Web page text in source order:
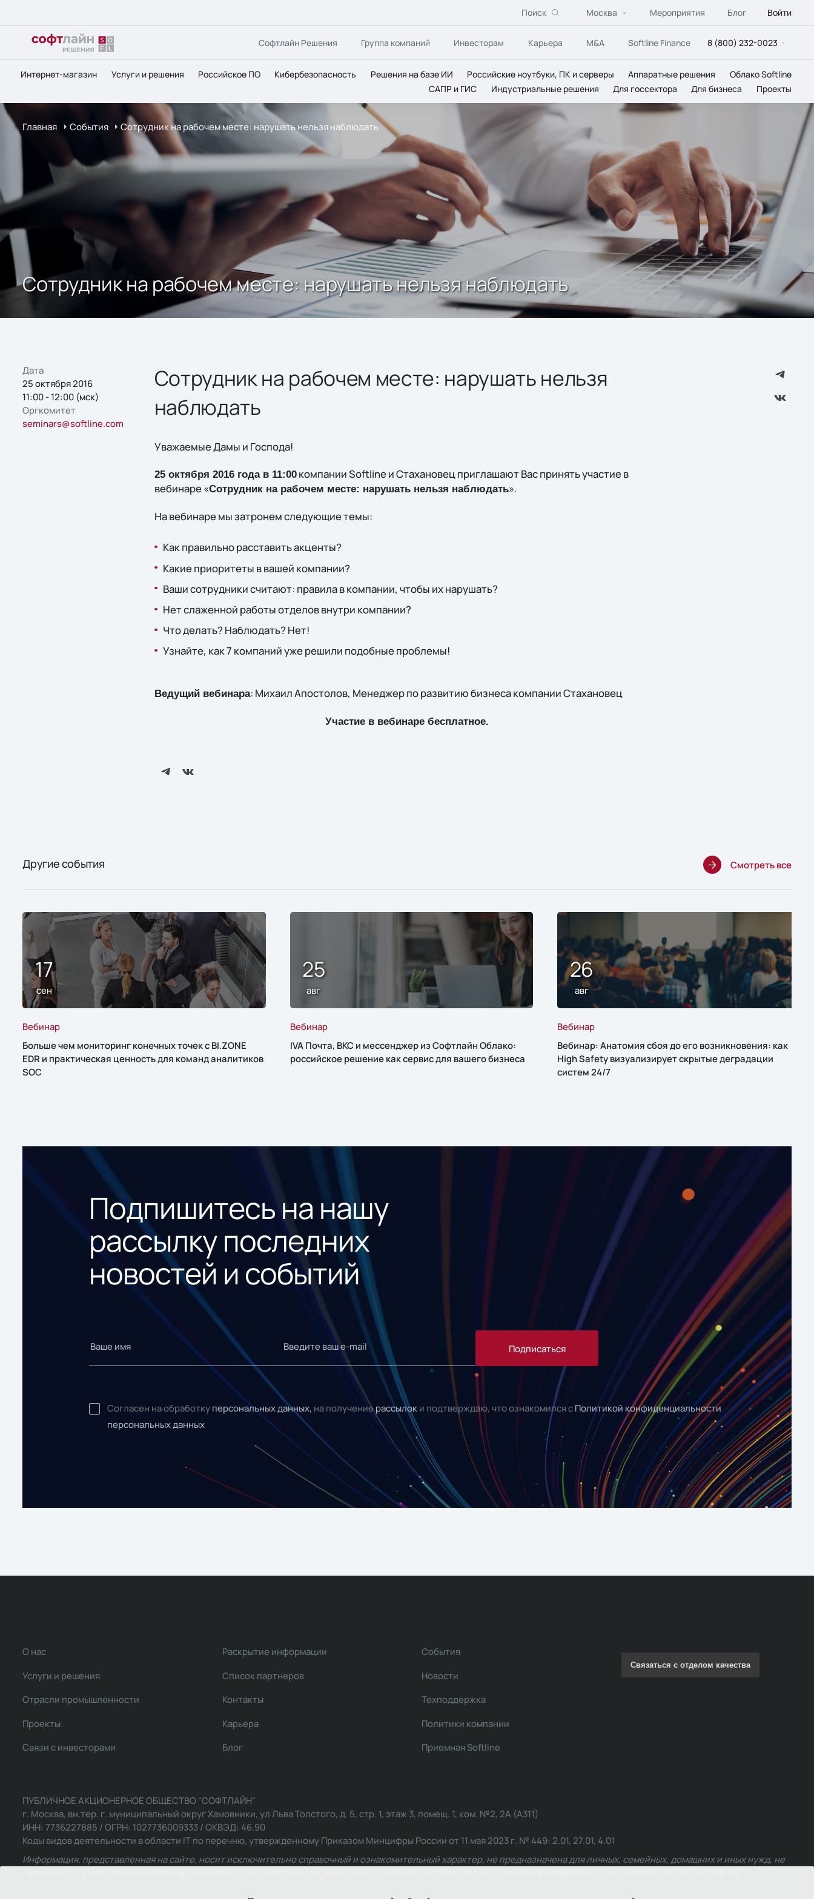
Поиск Москва Мероприятия Блог Войти
Софтлайн Решения Группа компаний Инвесторам Карьера M&A Softline Finance 8 (800) 232-0023
Интернет-магазин Услуги и решения Российское ПО Кибербезопасность Решения на базе ИИ Российские ноутбуки, ПК и серверы Аппаратные решения
Облако Softline
САПР и ГИС
Индустриальные решения Для госсектора Для бизнеса Проекты
Главная События Сотрудник на рабочем месте: нарушать нельзя наблюдать
Сотрудник на рабочем месте: нарушать нельзя наблюдать
Дата
25 октября 2016
11:00 - 12:00 (мск)
Оргкомитет
seminars@softline.com
Сотрудник на рабочем месте: нарушать нельзя
наблюдать
Уважаемые Дамы и Господа!
25 октября 2016 года в 11:00компании Softline и Стахановец приглашают Вас принять участие в
вебинаре «Сотрудник на рабочем месте: нарушать нельзя наблюдать».
На вебинаре мы затронем следующие темы:
Как правильно расставить акценты?
Какие приоритеты в вашей компании?
Ваши сотрудники считают: правила в компании, чтобы их нарушать?
Нет слаженной работы отделов внутри компании?
Что делать? Наблюдать? Нет!
Узнайте, как 7 компаний уже решили подобные проблемы!
Ведущий вебинара: Михаил Апостолов, Менеджер по развитию бизнеса компании Стахановец
Участие в вебинаре бесплатное.
Другие события Смотреть все
17
сен
Вебинар
Больше чем мониторинг конечных точек с BI.ZONE
EDR и практическая ценность для команд аналитиков
SOC
25
авг
Вебинар
IVA Почта, ВКС и мессенджер из Софтлайн Облако:
российское решение как сервис для вашего бизнеса
26
авг
Вебинар
Вебинар: Анатомия сбоя до его возникновения: как
High Safety визуализирует скрытые деградации
систем 24/7
Подпишитесь на нашу
рассылку последних
новостей и событий
Подписаться
Согласен на обработку персональных данных, на получениерассылок и подтверждаю, что ознакомился с Политикой конфиденциальности
персональных данных
О нас
Услуги и решения
Отрасли промышленности
Проекты
Связи с инвесторами
Раскрытие информации
Список партнеров
Контакты
Карьера
Блог
События
Новости
Техподдержка
Политики компании
Приемная Softline
Связаться с отделом качества
ПУБЛИЧНОЕ АКЦИОНЕРНОЕ ОБЩЕСТВО "СОФТЛАЙН"
г. Москва, вн.тер. г. муниципальный округ Хамовники, ул Льва Толстого, д. 5, стр. 1, этаж 3, помещ. 1, ком. №2, 2А (А311)
ИНН: 7736227885 / ОГРН: 1027736009333 / ОКВЭД: 46.90
Коды видов деятельности в области IT по перечню, утвержденному Приказом Минцифры России от 11 мая 2023 г. № 449: 2.01, 27.01, 4.01
Информация, представленная на сайте, носит исключительно справочный и ознакомительный характер, не предназначена для личных, семейных, домашних и иных нужд, не